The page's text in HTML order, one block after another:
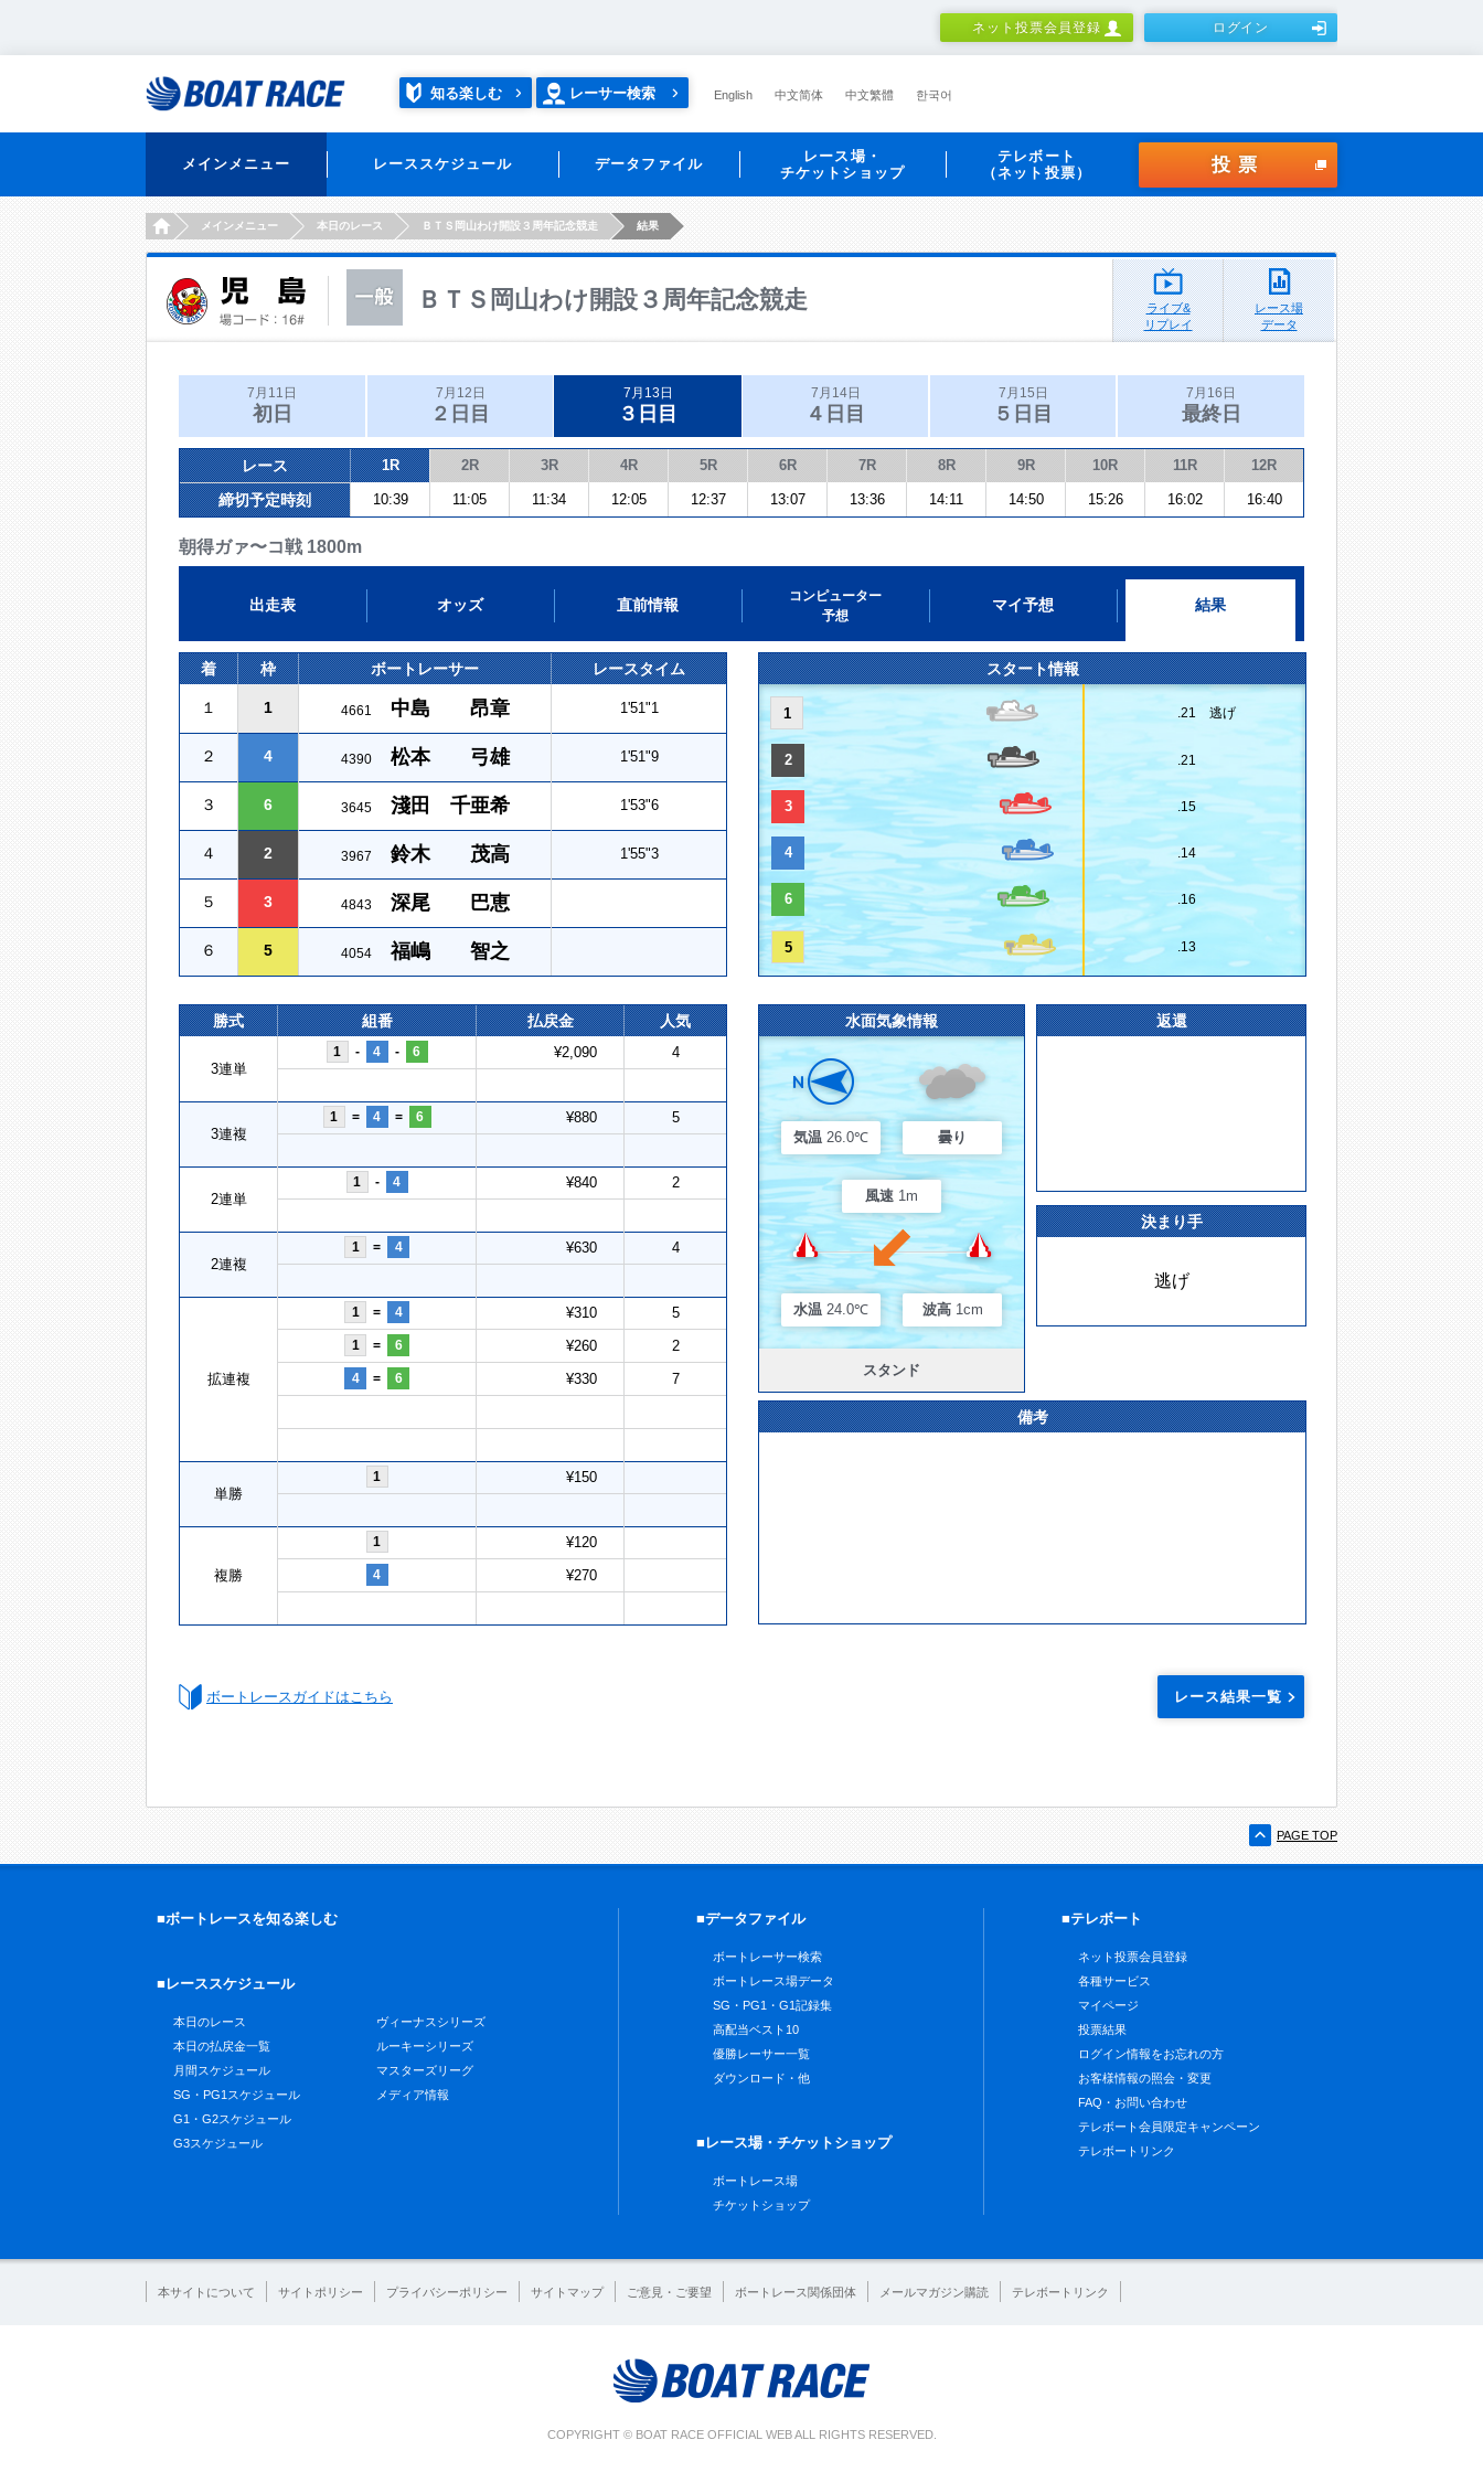
ネット投票会員登録 ログイン
知る楽しむ レーサー検索 English 中文简体 中文繁體 한국어
メインメニュー レーススケジュール データファイル
レース場・
チケットショップ
テレボート
（ネット投票）
投票
HOMEメインメニュー 本日のレース ＢＴＳ岡山わけ開設３周年記念競走 結果
ＢＴＳ岡山わけ開設３周年記念競走
ライブ&
リプレイ
レース場
データ
7月11日
初日
7月12日
２日目
7月13日
３日目
7月14日
４日目
7月15日
５日目
7月16日
最終日
レース 1R 2R 3R 4R 5R 6R 7R 8R 9R 10R 11R 12R
締切予定時刻 10:39 11:05 11:34 12:05 12:37 13:07 13:36 14:11 14:50 15:26 16:02 16:40
朝得ガァ〜コ戦 1800m
出走表 オッズ 直前情報
コンピューター
予想
マイ予想 結果
着 枠 ボートレーサー レースタイム
１ 1 4661 中島 昂章 1'51"1
２ 4 4390 松本 弓雄 1'51"9
３ 6 3645 淺田 千亜希 1'53"6
４ 2 3967 鈴木 茂高 1'55"3
５ 3 4843 深尾 巴恵
６ 5 4054 福嶋 智之
スタート情報
1 .21 逃げ
2 .21
3 .15
4 .14
6 .16
5 .13
勝式 組番 払戻金 人気
3連単
1 - 4 - 6 ¥2,090 4
3連複
1 = 4 = 6 ¥880 5
2連単
1 - 4 ¥840 2
2連複
1 = 4 ¥630 4
拡連複
1 = 4 ¥310 5
1 = 6 ¥260 2
4 = 6 ¥330 7
単勝
1 ¥150
複勝
1 ¥120
4 ¥270
水面気象情報
気温 26.0℃ 曇り
風速 1m
水温 24.0℃ 波高 1cm
スタンド
返還
決まり手
逃げ
備考
ボートレースガイドはこちら レース結果一覧
PAGE TOP
■ボートレースを知る楽しむ
■レーススケジュール
本日のレース
本日の払戻金一覧
月間スケジュール
SG・PG1スケジュール
G1・G2スケジュール
G3スケジュール
ヴィーナスシリーズ
ルーキーシリーズ
マスターズリーグ
メディア情報
■データファイル
ボートレーサー検索
ボートレース場データ
SG・PG1・G1記録集
高配当ベスト10
優勝レーサー一覧
ダウンロード・他
■レース場・チケットショップ
ボートレース場
チケットショップ
■テレボート
ネット投票会員登録
各種サービス
マイページ
投票結果
ログイン情報をお忘れの方
お客様情報の照会・変更
FAQ・お問い合わせ
テレボート会員限定キャンペーン
テレボートリンク
本サイトについて サイトポリシー プライバシーポリシー サイトマップ ご意見・ご要望 ボートレース関係団体 メールマガジン購読 テレボートリンク
COPYRIGHT © BOAT RACE OFFICIAL WEB ALL RIGHTS RESERVED.